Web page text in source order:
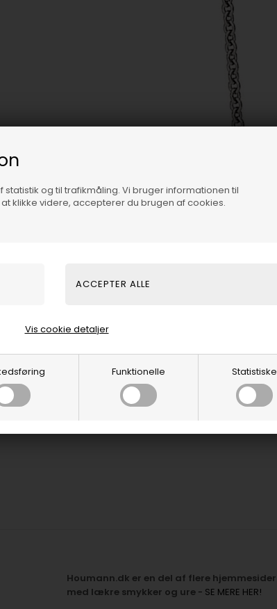
og til trafikmåling. Vi bruger informationen til
klikke videre, accepterer du brugen af cookies.
Funktionelle Statistiske
Vis cookie detaljer
Houmann.dk er en del af flere hjemmesider
med lækre smykker og ure- SE MERE HER!